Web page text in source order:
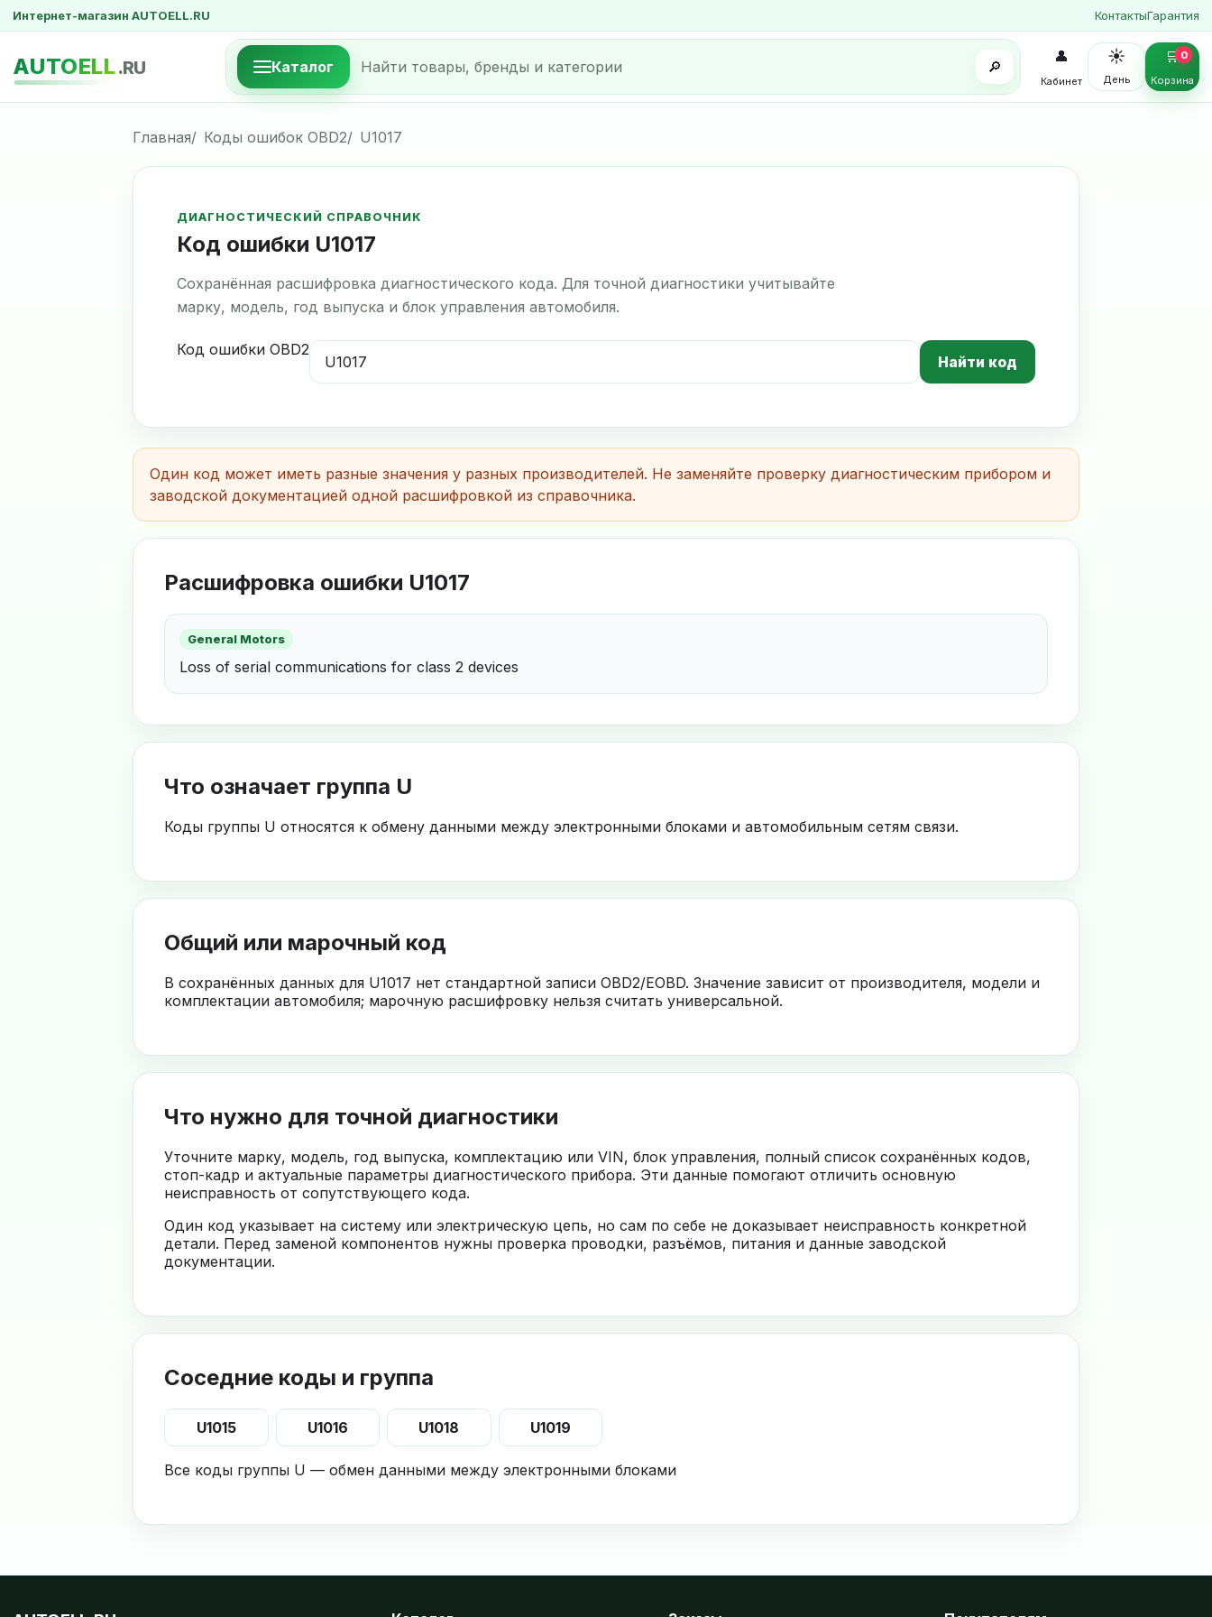
Интернет-магазин AUTOELL.RU КонтактыГарантия
AUTOELL.RU Каталог 🔎
👤
Кабинет
☀️
День
🛒
Корзина
0
Главная Коды ошибок OBD2 U1017
ДИАГНОСТИЧЕСКИЙ СПРАВОЧНИК
Код ошибки U1017
Сохранённая расшифровка диагностического кода. Для точной диагностики учитывайте
марку, модель, год выпуска и блок управления автомобиля.
Код ошибки OBD2
Найти код
Один код может иметь разные значения у разных производителей. Не заменяйте проверку диагностическим прибором и
заводской документацией одной расшифровкой из справочника.
Расшифровка ошибки U1017
General Motors
Loss of serial communications for class 2 devices
Что означает группа U
Коды группы U относятся к обмену данными между электронными блоками и автомобильным сетям связи.
Общий или марочный код
В сохранённых данных для U1017 нет стандартной записи OBD2/EOBD. Значение зависит от производителя, модели и
комплектации автомобиля; марочную расшифровку нельзя считать универсальной.
Что нужно для точной диагностики
Уточните марку, модель, год выпуска, комплектацию или VIN, блок управления, полный список сохранённых кодов,
стоп-кадр и актуальные параметры диагностического прибора. Эти данные помогают отличить основную
неисправность от сопутствующего кода.
Один код указывает на систему или электрическую цепь, но сам по себе не доказывает неисправность конкретной
детали. Перед заменой компонентов нужны проверка проводки, разъёмов, питания и данные заводской
документации.
Соседние коды и группа
U1015 U1016 U1018 U1019
Все коды группы U — обмен данными между электронными блоками